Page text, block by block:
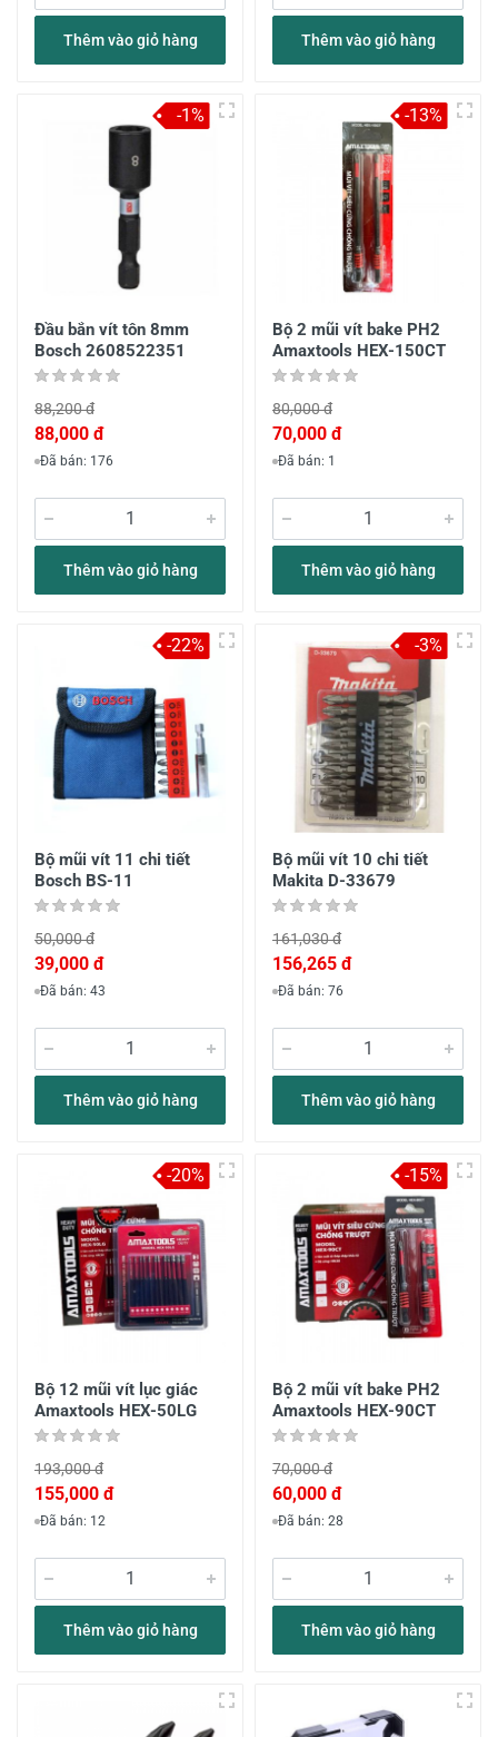
Thêm vào giỏ hàng Thêm vào giỏ hàng
Đầu bắn vít tôn 8mm
Bosch 2608522351
88,200 đ
88,000 đ
Đã bán: 176
Thêm vào giỏ hàng
-1%
Bộ 2 mũi vít bake PH2
Amaxtools HEX-150CT
80,000 đ
70,000 đ
Đã bán: 1
Thêm vào giỏ hàng
-13%
Bộ mũi vít 11 chi tiết
Bosch BS-11
50,000 đ
39,000 đ
Đã bán: 43
Thêm vào giỏ hàng
-22%
Bộ mũi vít 10 chi tiết
Makita D-33679
161,030 đ
156,265 đ
Đã bán: 76
Thêm vào giỏ hàng
-3%
Bộ 12 mũi vít lục giác
Amaxtools HEX-50LG
193,000 đ
155,000 đ
Đã bán: 12
Thêm vào giỏ hàng
-20%
Bộ 2 mũi vít bake PH2
Amaxtools HEX-90CT
70,000 đ
60,000 đ
Đã bán: 28
Thêm vào giỏ hàng
-15%